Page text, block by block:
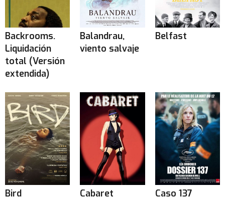
Backrooms.
Liquidación
total (Versión
extendida)
Balandrau,
viento salvaje
Belfast
Bird Cabaret Caso 137